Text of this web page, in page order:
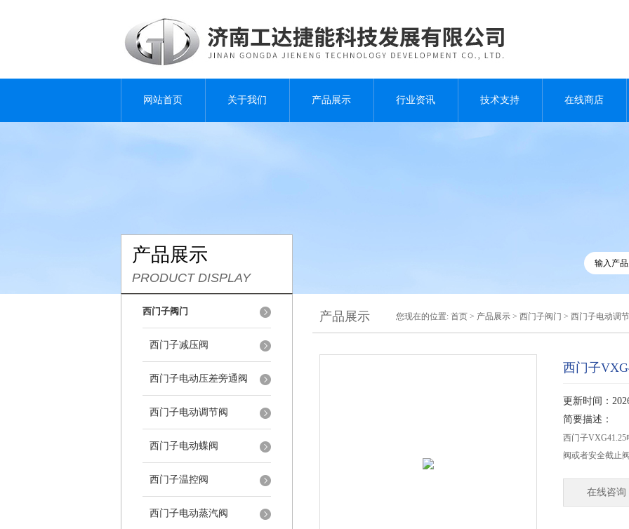
网站首页 关于我们 产品展示 行业资讯 技术支持 在线商店
产品展示
PRODUCT DISPLAY
西门子阀门
西门子减压阀
西门子电动压差旁通阀
西门子电动调节阀
西门子电动蝶阀
西门子温控阀
西门子电动蒸汽阀
产品展示 您现在的位置: 首页 > 产品展示 > 西门子阀门 > 西门子电动调
西门子
更新时间：
简要描述：
西门子
阀或者安全截止
在线咨询